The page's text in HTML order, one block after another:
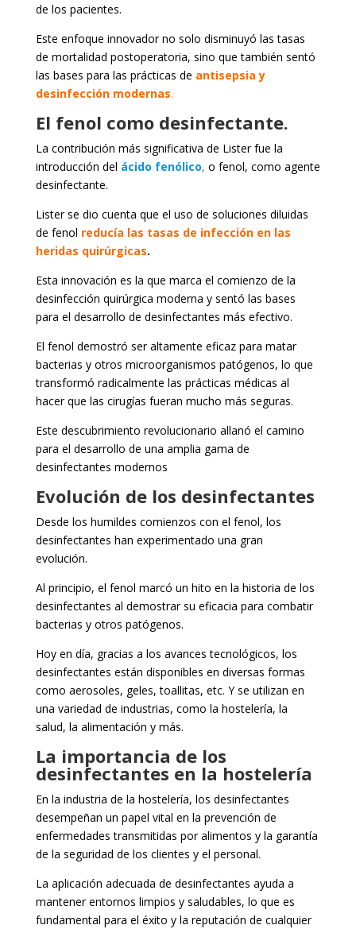
de los pacientes.
Este enfoque innovador no solo disminuyó las tasas
de mortalidad postoperatoria, sino que también sentó
las bases para las prácticas de antisepsia y
desinfección modernas.
El fenol como desinfectante.
La contribución más significativa de Lister fue la
introducción del ácido fenólico, o fenol, como agente
desinfectante.
Lister se dio cuenta que el uso de soluciones diluidas
de fenol reducía las tasas de infección en las
heridas quirúrgicas.
Esta innovación es la que marca el comienzo de la
desinfección quirúrgica moderna y sentó las bases
para el desarrollo de desinfectantes más efectivo.
El fenol demostró ser altamente eficaz para matar
bacterias y otros microorganismos patógenos, lo que
transformó radicalmente las prácticas médicas al
hacer que las cirugías fueran mucho más seguras.
Este descubrimiento revolucionario allanó el camino
para el desarrollo de una amplia gama de
desinfectantes modernos
Evolución de los desinfectantes
Desde los humildes comienzos con el fenol, los
desinfectantes han experimentado una gran
evolución.
Al principio, el fenol marcó un hito en la historia de los
desinfectantes al demostrar su eficacia para combatir
bacterias y otros patógenos.
Hoy en día, gracias a los avances tecnológicos, los
desinfectantes están disponibles en diversas formas
como aerosoles, geles, toallitas, etc. Y se utilizan en
una variedad de industrias, como la hostelería, la
salud, la alimentación y más.
La importancia de los
desinfectantes en la hostelería
En la industria de la hostelería, los desinfectantes
desempeñan un papel vital en la prevención de
enfermedades transmitidas por alimentos y la garantía
de la seguridad de los clientes y el personal.
La aplicación adecuada de desinfectantes ayuda a
mantener entornos limpios y saludables, lo que es
fundamental para el éxito y la reputación de cualquier